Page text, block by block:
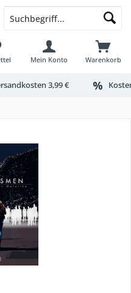
Warenkorb
Mein Konto
3,99 €